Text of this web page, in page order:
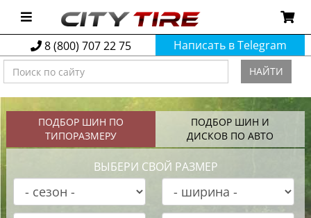
8 (800) 707 22 75 Написать в Telegram
НАЙТИ
ПОДБОР ШИН ПО
ТИПОРАЗМЕРУ
ПОДБОР ШИН И
ДИСКОВ ПО АВТО
ВЫБЕРИ СВОЙ РАЗМЕР